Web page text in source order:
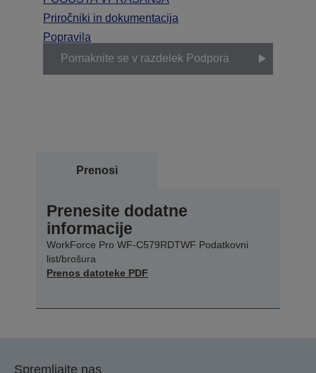
Priročniki in dokumentacija
Popravila
Pomaknite se v razdelek Podpora
Prenosi
Prenesite dodatne
informacije
WorkForce Pro WF-C579RDTWF Podatkovni
list/brošura
Prenos datoteke PDF
Spremljajte nas